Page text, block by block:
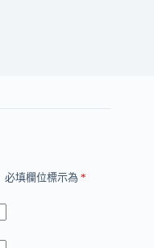
必填欄位標示為 *